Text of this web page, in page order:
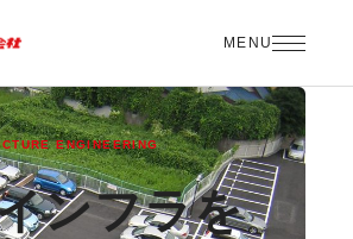
MENU
ENGINEERING
ンフラを